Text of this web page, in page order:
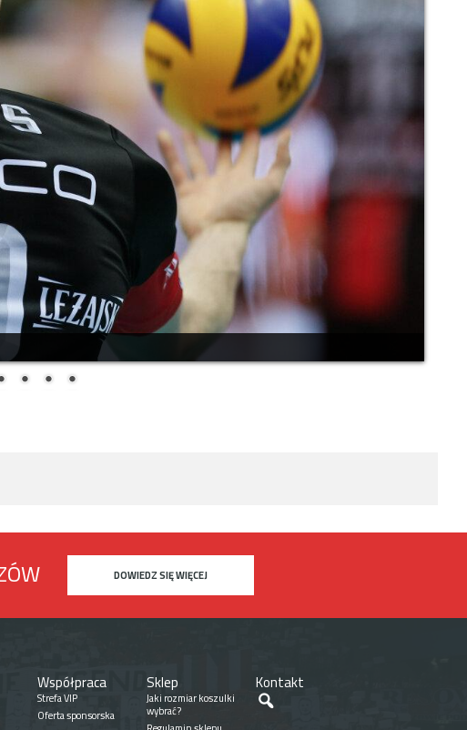
DOWIEDZ SIĘ WIĘCEJ
Współpraca
Strefa VIP
Oferta sponsorska
Sklep
Jaki rozmiar koszulki
wybrać?
Kontakt